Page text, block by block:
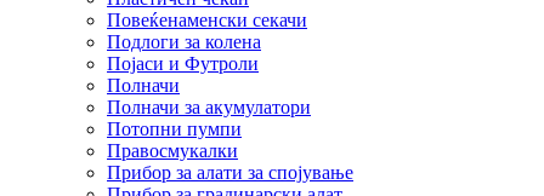
Повеќенаменски секачи
Подлоги за колена
Појаси и Футроли
Полначи
Полначи за акумулатори
Потопни пумпи
Правосмукалки
Прибор за алати за спојување